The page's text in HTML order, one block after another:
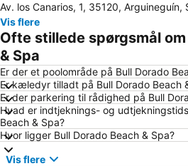
Vegueta
Puerto de Mogán
Las Palmas
Playa de San Agustín
Port of San Juan
Maspalomas Golf
Parque Santa Catalina
Aqualand Maspalomas
Av. los Canarios, 1, 35120, Arguineguín,
Vis flere
Ofte stillede spørgsmål
& Spa
Er der et poolområde på Bull Dorado
Er kæledyr tilladt på Bull Dorado Beach
Er der parkering til rådighed på Bull
Hvad er indtjeknings- og
Beach & Spa?
Hvor ligger Bull Dorado Beach & Spa?
Vis flere